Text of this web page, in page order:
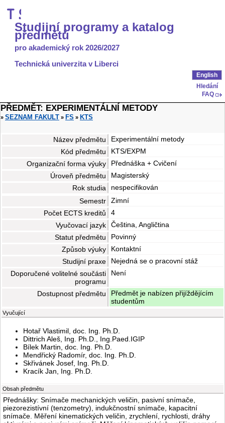
Studijní programy a katalog
předmětů
pro akademický rok 2026/2027
Technická univerzita v Liberci
English
Hledání
FAQ
PŘEDMĚT: EXPERIMENTÁLNÍ METODY
» SEZNAM FAKULT » FS » KTS
Název předmětu
Experimentální metody
Kód předmětu
KTS/EXPM
Organizační forma výuky
Přednáška + Cvičení
Úroveň předmětu
Magisterský
Rok studia
nespecifikován
Semestr
Zimní
Počet ECTS kreditů
4
Vyučovací jazyk
Čeština, Angličtina
Statut předmětu
Povinný
Způsob výuky
Kontaktní
Studijní praxe
Nejedná se o pracovní stáž
Doporučené volitelné součásti
programu
Není
Dostupnost předmětu
Předmět je nabízen přijíždějícím
studentům
Vyučující
Hotař Vlastimil, doc. Ing. Ph.D.
Dittrich Aleš, Ing. Ph.D., Ing.Paed.IGIP
Bílek Martin, doc. Ing. Ph.D.
Mendřický Radomír, doc. Ing. Ph.D.
Skřivánek Josef, Ing. Ph.D.
Kracík Jan, Ing. Ph.D.
Obsah předmětu
Přednášky: Snímače mechanických veličin, pasivní snímače,
piezorezistívní (tenzometry), indukčnostní snímače, kapacitní
snímače. Měření kinematických veličin, zrychlení, rychlosti, dráhy